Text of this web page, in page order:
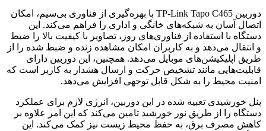
دوربین TP-Link Tapo C465 با بهره‌گیری از فناوری بی‌سیم، امکان
اتصال آسان به شبکه‌های خانگی و اداری را فراهم می‌کند. این
دستگاه با استفاده از فناوری‌های روز، تصاویر با کیفیت بالا را ضبط
و انتقال می‌دهد و به کاربران امکان مشاهده زنده و ضبط شده را از
طریق اپلیکیشن‌های موبایل می‌دهد. همچنین، این دوربین دارای
قابلیت‌هایی مانند تشخیص حرکت و ارسال هشدار به کاربر است که
امنیت محیط را به شکل قابل توجهی افزایش می‌دهد.
پنل خورشیدی تعبیه شده در این دوربین، انرژی لازم برای عملکرد
دستگاه را از طریق نور خورشید تامین می‌کند که این امر علاوه بر
کاهش مصرف برق، به حفظ محیط زیست نیز کمک می‌کند. این